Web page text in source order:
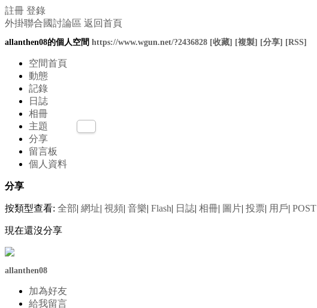
註冊 登錄
外掛聯合國討論區 返回首頁
allanthen08的個人空間 https://www.wgun.net/?2436828 [收藏] [複製] [分享] [RSS]
空間首頁
動態
記錄
日誌
相冊
主題
分享
留言板
個人資料
分享
按類型查看: 全部| 網址| 視頻| 音樂| Flash| 日誌| 相冊| 圖片| 投票| 用戶| POST
現在還沒分享
allanthen08
加為好友
給我留言